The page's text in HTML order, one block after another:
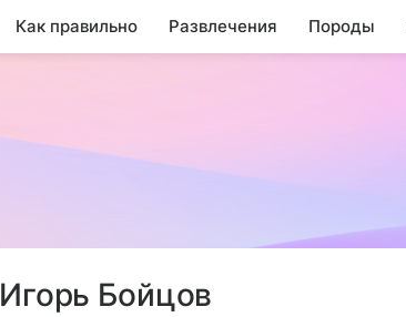
Как правильно Развлечения Породы
Игорь Бойцов